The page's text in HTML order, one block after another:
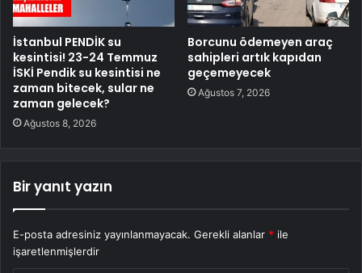
İstanbul PENDİK su
kesintisi! 23-24 Temmuz
İSKİ Pendik su kesintisi ne
zaman bitecek, sular ne
zaman gelecek?
Ağustos 8, 2026
Borcunu ödemeyen araç
sahipleri artık kapıdan
geçemeyecek
Ağustos 7, 2026
Bir yanıt yazın
E-posta adresiniz yayınlanmayacak. Gerekli alanlar * ile
işaretlenmişlerdir